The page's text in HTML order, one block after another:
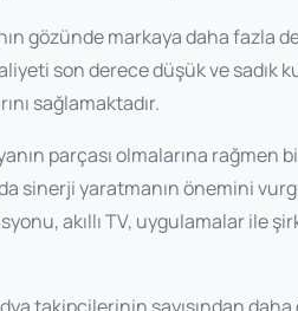
gözünde markaya daha fazla
son derece düşük ve sadık
sağlamaktadır.
parçası olmalarına rağmen
sinerji yaratmanın önemini
akıllı TV, uygulamalar ile